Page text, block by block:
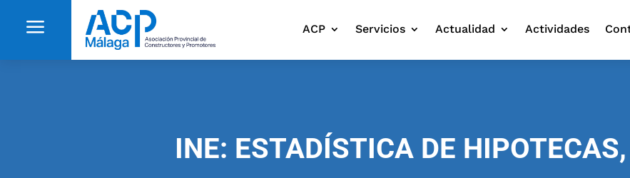
a ACP Servicios Actualidad Actividades
INE: ESTADÍSTICA DE